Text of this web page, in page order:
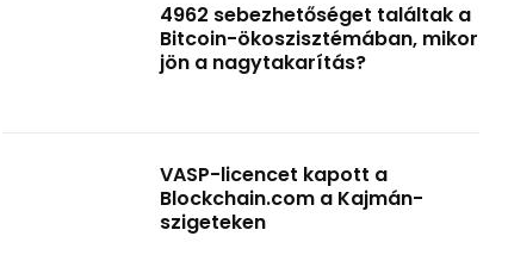
4962 sebezhetőséget találtak a
Bitcoin-ökoszisztémában, mikor
jön a nagytakarítás?
VASP-licencet kapott a
Blockchain.com a Kajmán-
szigeteken